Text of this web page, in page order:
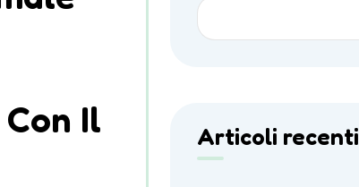
Il
Articoli recenti